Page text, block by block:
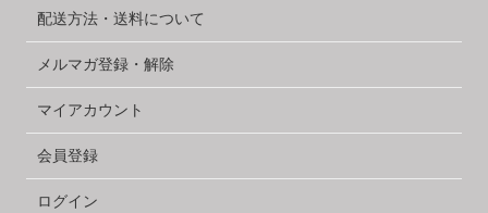
配送方法・送料について
メルマガ登録・解除
マイアカウント
会員登録
ログイン